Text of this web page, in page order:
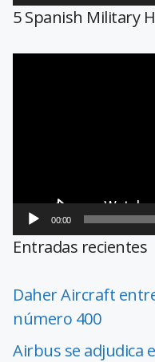
5 Spanish Military
00:00
Entradas recientes
Daher Aircraft
número 400
Airbus se adjudica